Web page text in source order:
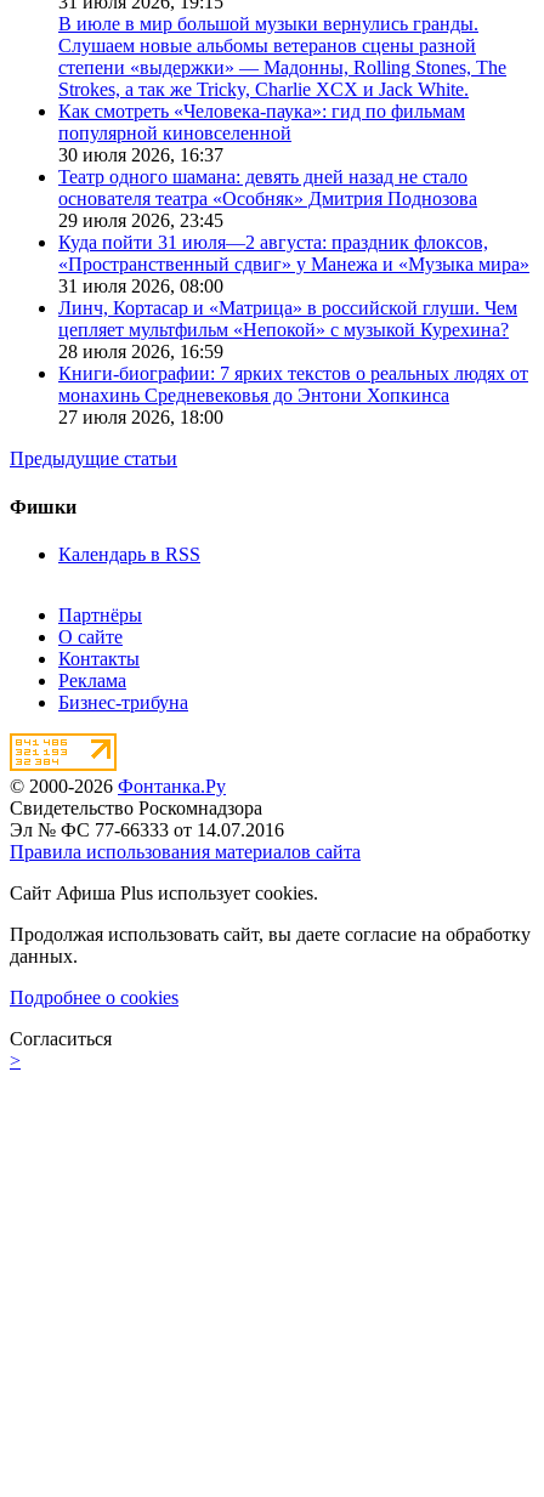
В июле в мир большой музыки вернулись гранды.
Слушаем новые альбомы ветеранов сцены разной
степени «выдержки» — Мадонны, Rolling Stones, The
Strokes, а так же Tricky, Charlie XCX и Jack White.
Как смотреть «Человека-паука»: гид по фильмам
популярной киновселенной
30 июля 2026, 16:37
Театр одного шамана: девять дней назад не стало
основателя театра «Особняк» Дмитрия Поднозова
29 июля 2026, 23:45
Куда пойти 31 июля—2 августа: праздник флоксов,
«Пространственный сдвиг» у Манежа и «Музыка мира»
31 июля 2026, 08:00
Линч, Кортасар и «Матрица» в российской глуши. Чем
цепляет мультфильм «Непокой» с музыкой Курехина?
28 июля 2026, 16:59
Книги-биографии: 7 ярких текстов о реальных людях от
монахинь Средневековья до Энтони Хопкинса
27 июля 2026, 18:00
Предыдущие статьи
Фишки
Календарь в RSS
Партнёры
О сайте
Контакты
Реклама
Бизнес-трибуна
© 2000-2026 Фонтанка.Ру
Свидетельство Роскомнадзора
Эл № ФС 77-66333 от 14.07.2016
Правила использования материалов сайта
Сайт Афиша Plus использует cookies.
Продолжая использовать сайт, вы даете согласие на обработку
данных.
Подробнее о cookies
Согласиться
>